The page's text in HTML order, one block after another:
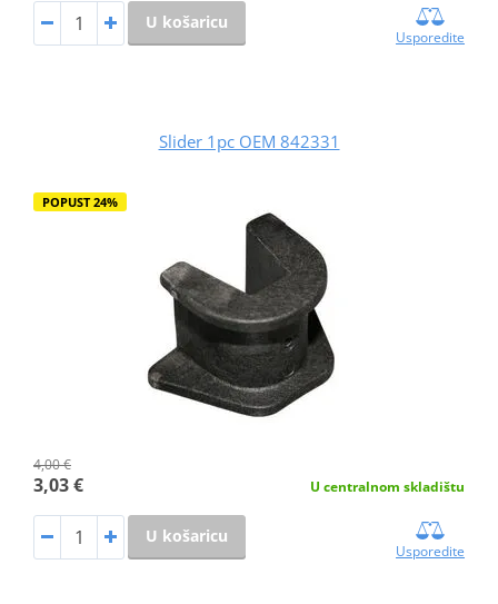
U košaricu
Usporedite
Slider 1pc OEM 842331
POPUST 24%
4,00 €
3,03 € U centralnom skladištu
U košaricu
Usporedite